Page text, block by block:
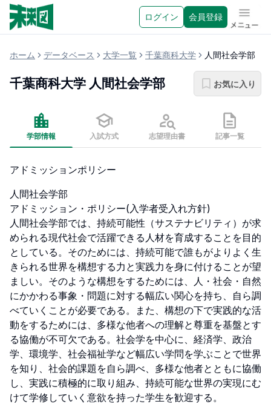
ログイン 会員登録 メニュ
ホーム データベース 大学一覧 千葉商科大学 人間社会学部
千葉商科大学 人間社会学部 お気に入り
学部情報 入試方式 志望理由書 記事一覧
アドミッションポリシー
人間社会学部
アドミッション・ポリシー(入学者受入れ方針)
人間社会学部では、持続可能性（サステナビリティ）が求
められる現代社会で活躍できる人材を育成することを目的
としている。そのためには、持続可能で誰もがよりよく生
きられる世界を構想する力と実践力を身に付けることが望
ましい。そのような構想をするためには、人・社会・自然
にかかわる事象・問題に対する幅広い関心を持ち、自ら調
べていくことが必要である。また、構想の下で実践的な活
動をするためには、多様な他者への理解と尊重を基盤とす
る協働が不可欠である。社会学を中心に、経済学、政治
学、環境学、社会福祉学など幅広い学問を学ぶことで世界
を知り、社会的課題を自ら調べ、多様な他者とともに協働
し、実践に積極的に取り組み、持続可能な世界の実現にむ
けて学修していく意欲を持った学生を歓迎する。